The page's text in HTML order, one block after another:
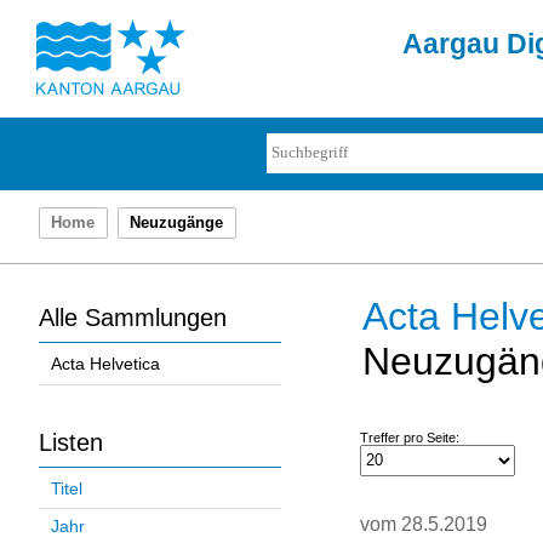
Aargau
Home Neuzugänge
Alle Sammlungen
Acta Helvetica
Listen
Titel
Jahr
Acta
Treffer pro Seite:
vom 28.5.2019